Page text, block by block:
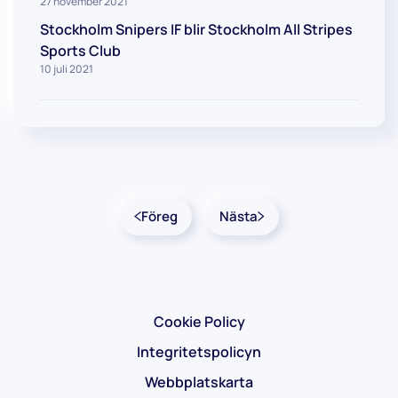
Stockholm Snipers IF blir Stockholm All Stripes
Sports Club
10 juli 2021
Föreg Nästa
Cookie Policy
Integritetspolicyn
Webbplatskarta